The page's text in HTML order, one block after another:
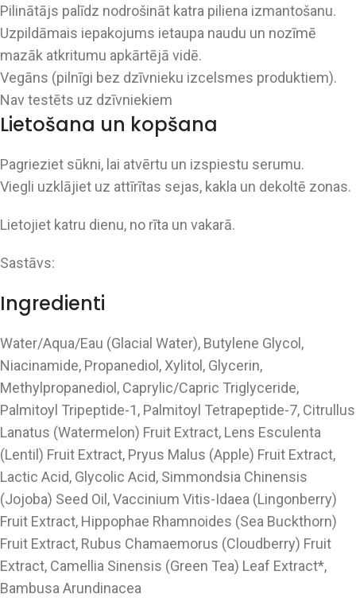
Pilinātājs palīdz nodrošināt katra piliena izmantošanu.
Uzpildāmais iepakojums ietaupa naudu un nozīmē
mazāk atkritumu apkārtējā vidē.
Vegāns (pilnīgi bez dzīvnieku izcelsmes produktiem).
Nav testēts uz dzīvniekiem
Lietošana un kopšana
Pagrieziet sūkni, lai atvērtu un izspiestu serumu.
Viegli uzklājiet uz attīrītas sejas, kakla un dekoltē zonas.
Lietojiet katru dienu, no rīta un vakarā.
Sastāvs:
Ingredienti
Water/Aqua/Eau (Glacial Water), Butylene Glycol,
Niacinamide, Propanediol, Xylitol, Glycerin,
Methylpropanediol, Caprylic/Capric Triglyceride,
Palmitoyl Tripeptide-1, Palmitoyl Tetrapeptide-7, Citrullus
Lanatus (Watermelon) Fruit Extract, Lens Esculenta
(Lentil) Fruit Extract, Pryus Malus (Apple) Fruit Extract,
Lactic Acid, Glycolic Acid, Simmondsia Chinensis
(Jojoba) Seed Oil, Vaccinium Vitis-Idaea (Lingonberry)
Fruit Extract, Hippophae Rhamnoides (Sea Buckthorn)
Fruit Extract, Rubus Chamaemorus (Cloudberry) Fruit
Extract, Camellia Sinensis (Green Tea) Leaf Extract*,
Bambusa Arundinacea